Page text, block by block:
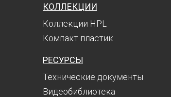
КОЛЛЕКЦИИ
Коллекции HPL
Компакт пластик
РЕСУРСЫ
Технические документы
Видеобиблиотека